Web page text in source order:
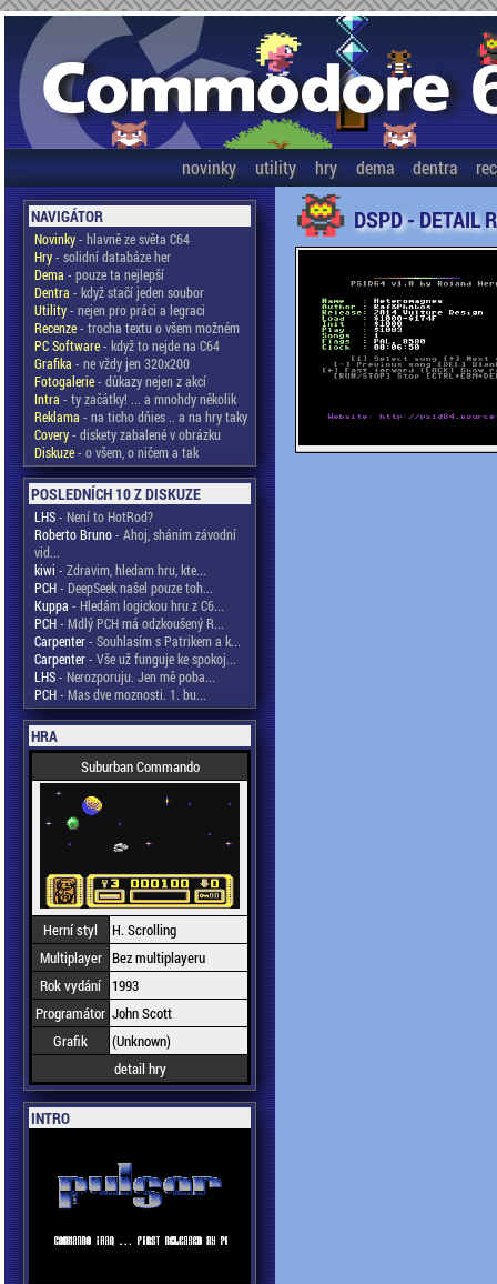
novinky utility hry dema dentra
NAVIGÁTOR
Novinky- hlavně ze světa C64
Hry- solidní databáze her
Dema - pouze ta nejlepší
Dentra - když stačí jeden soubor
Utility- nejen pro práci a legraci
Recenze- trocha textu o všem možném
PC Software- když to nejde na C64
Grafika - ne vždy jen 320x200
Fotogalerie- důkazy nejen z akcí
Intra - ty začátky! ... a mnohdy několik
Reklama - na ticho dňies .. a na hry taky
Covery- diskety zabalené v obrázku
Diskuze- o všem, o ničem a tak
POSLEDNÍCH 10 Z DISKUZE
LHS- Není to HotRod?
Roberto Bruno- Ahoj, sháním závodní
vid...
kiwi - Zdravim, hledam hru, kte...
PCH- DeepSeek našel pouze toh...
Kuppa - Hledám logickou hru z C6...
PCH- Mdlý PCH má odzkoušený R...
Carpenter- Souhlasím s Patrikem a k...
Carpenter- Vše už funguje ke spokoj...
LHS- Nerozporuju. Jen mě poba...
PCH- Mas dve moznosti. 1. bu...
HRA
Suburban Commando
Herní styl
H. Scrolling
Multiplayer Bez multiplayeru
Rok vydání
1993
Programátor John Scott
Grafik
(Unknown)
detail hry
INTRO
DSPD - DETAIL